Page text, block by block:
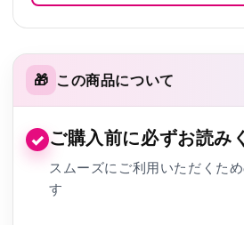
🎁 この商品について
✓ ご購入前に必ずお読み
スムーズにご利用いただくた
す